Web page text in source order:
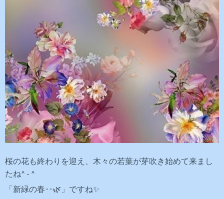
桜の花も終わりを迎え、木々の若葉が芽吹き始めて来まし
たね^ - ^
「新緑の春‥🌿」ですね✨